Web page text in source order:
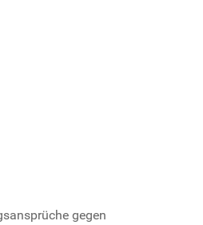
gegen